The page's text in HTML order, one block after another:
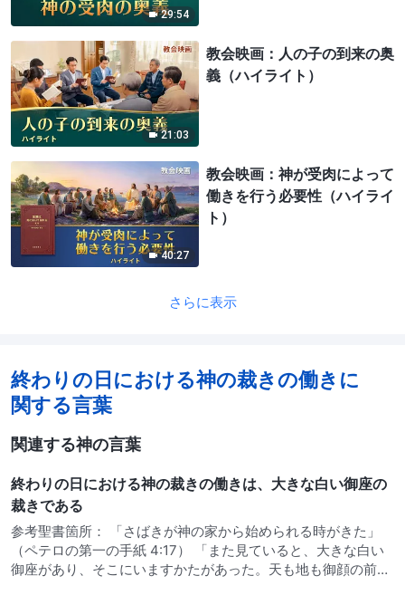
29:54
21:03
教会映画：人の子の到来の奥
義（ハイライト）
40:27
教会映画：神が受肉によって
働きを行う必要性（ハイライ
ト）
さらに表示
終わりの日における神の裁きの働きに
関する言葉
関連する神の言葉
終わりの日における神の裁きの働きは、大きな白い御座の
裁きである
参考聖書箇所： 「さばきが神の家から始められる時がきた」
（ペテロの第一の手紙 4:17） 「また見ていると、大きな白い
御座があり、そこにいますかたがあった。天も地も御顔の前か